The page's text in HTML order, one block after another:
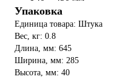
Упаковка
Единица товара: Штука
Вес, кг: 0.8
Длина, мм: 645
Ширина, мм: 285
Высота, мм: 40